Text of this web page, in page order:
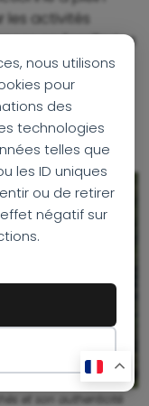
nous utilisons
pour
des
technologies
telles que
les ID uniques
ou de retirer
négatif sur
les activités
en famille. Les
alorstoute leur
et son authenticité.